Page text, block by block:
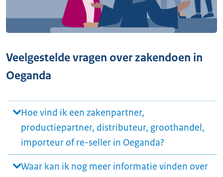
Veelgestelde vragen over zakendoen in
Oeganda
Hoe vind ik een zakenpartner,
productiepartner, distributeur, groothandel,
importeur of re-seller in Oeganda?
Waar kan ik nog meer informatie vinden over